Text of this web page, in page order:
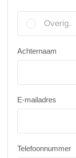
Overig.
Achternaam
E-mailadres
Telefoonnummer